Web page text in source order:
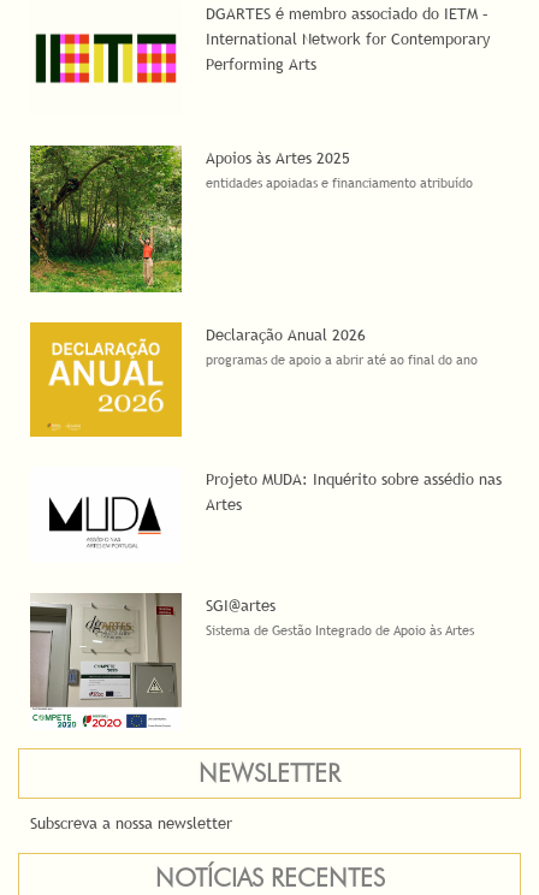
DGARTES é membro associado do IETM –
International Network for Contemporary
Performing Arts
Apoios às Artes 2025
entidades apoiadas e financiamento atribuído
Declaração Anual 2026
programas de apoio a abrir até ao final do ano
Projeto MUDA: Inquérito sobre assédio nas
Artes
SGI@artes
Sistema de Gestão Integrado de Apoio às Artes
NEWSLETTER
Subscreva a nossa newsletter
NOTÍCIAS RECENTES